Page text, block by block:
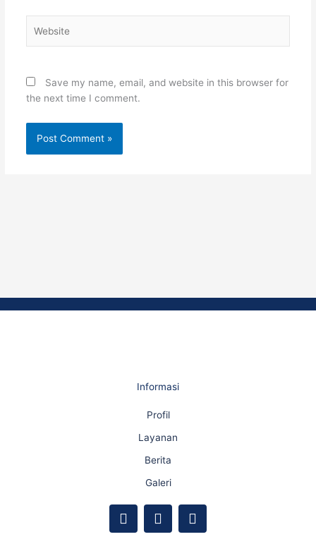
Save my name, email, and website in this browser for
the next time I comment.
Informasi
Profil
Layanan
Berita
Galeri
F
a
Y
o
I
n